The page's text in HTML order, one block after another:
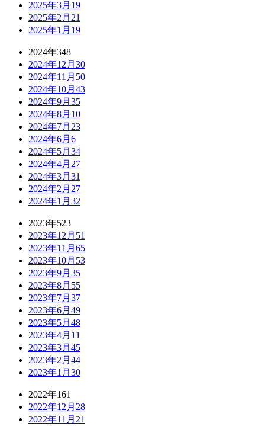
2025年3月 19
2025年2月 21
2025年1月 19
2024年348
2024年12月 30
2024年11月 50
2024年10月 43
2024年9月 35
2024年8月 10
2024年7月 23
2024年6月 6
2024年5月 34
2024年4月 27
2024年3月 31
2024年2月 27
2024年1月 32
2023年523
2023年12月 51
2023年11月 65
2023年10月 53
2023年9月 35
2023年8月 55
2023年7月 37
2023年6月 49
2023年5月 48
2023年4月 11
2023年3月 45
2023年2月 44
2023年1月 30
2022年161
2022年12月 28
2022年11月 21